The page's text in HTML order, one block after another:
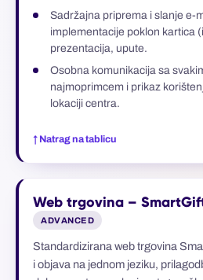
Sadržajna priprema i slanje e-
implementacije poklon kartica
prezentacija, upute.
Osobna komunikacija sa
najmoprimcem i prikaz
lokaciji centra.
↑ Natrag na tablicu
Web trgovina –
ADVANCED
Standardizirana web trgovina
i objava na jednom jeziku,